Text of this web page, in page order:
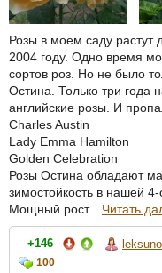
Розы в моем саду растут
2004 году. Одно время
сортов роз. Но не было
Остина. Только три года
английские розы. И
Charles Austin
Lady Emma Hamilton
Golden Celebration
Розы Остина обладают
зимостойкость в нашей
Мощный рост... Читать
+146
100